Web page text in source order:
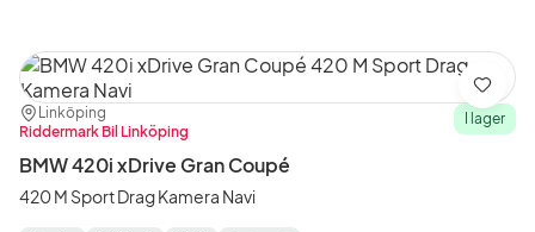
Plats:
Linköping
Återförsäljare:
Riddermark Bil Linköping
I lager
BMW 420i xDrive Gran Coupé
420 M Sport Drag Kamera Navi
Spara